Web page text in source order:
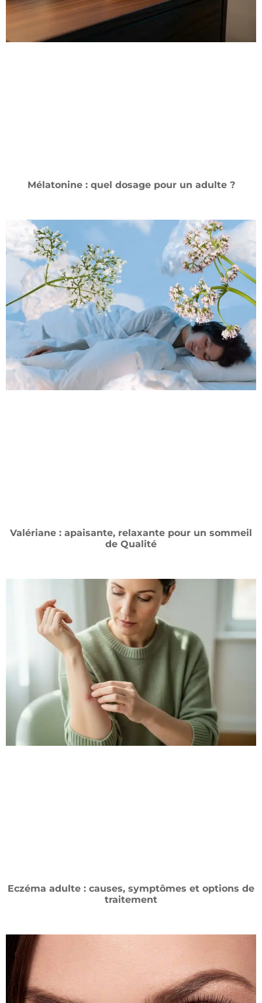
Mélatonine : quel dosage pour un adulte ?
Valériane : apaisante, relaxante pour un sommeil
de Qualité
Eczéma adulte : causes, symptômes et options de
traitement